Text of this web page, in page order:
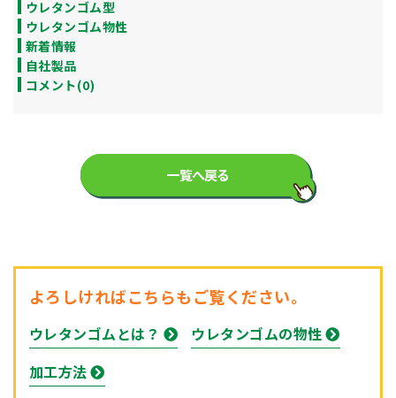
ウレタンゴム型
ウレタンゴム物性
新着情報
自社製品
コメント(0)
一覧へ戻る
よろしければこちらもご覧ください。
ウレタンゴムとは？
ウレタンゴムの物性
加工方法